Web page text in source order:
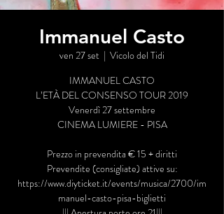
Immanuel Casto
ven 27 set
  |
Vicolo del Tidi
IMMANUEL CASTO
L’ETÀ DEL CONSENSO TOUR 2019
Venerdì 27 settembre
CINEMA LUMIERE - PISA
Prezzo in prevendita € 15 + diritti
Prevendite (consigliate) attive su:
https://www.diyticket.it/events/musica/2700/im
manuel-casto-pisa-biglietti